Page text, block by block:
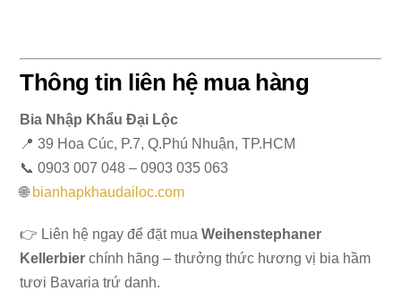
Thông tin liên hệ mua hàng
Bia Nhập Khẩu Đại Lộc
📍 39 Hoa Cúc, P.7, Q.Phú Nhuận, TP.HCM
📞 0903 007 048 – 0903 035 063
🌐 bianhapkhaudailoc.com
👉 Liên hệ ngay để đặt muaWeihenstephaner
Kellerbier chính hãng – thưởng thức hương vị bia hầm
tươi Bavaria trứ danh.